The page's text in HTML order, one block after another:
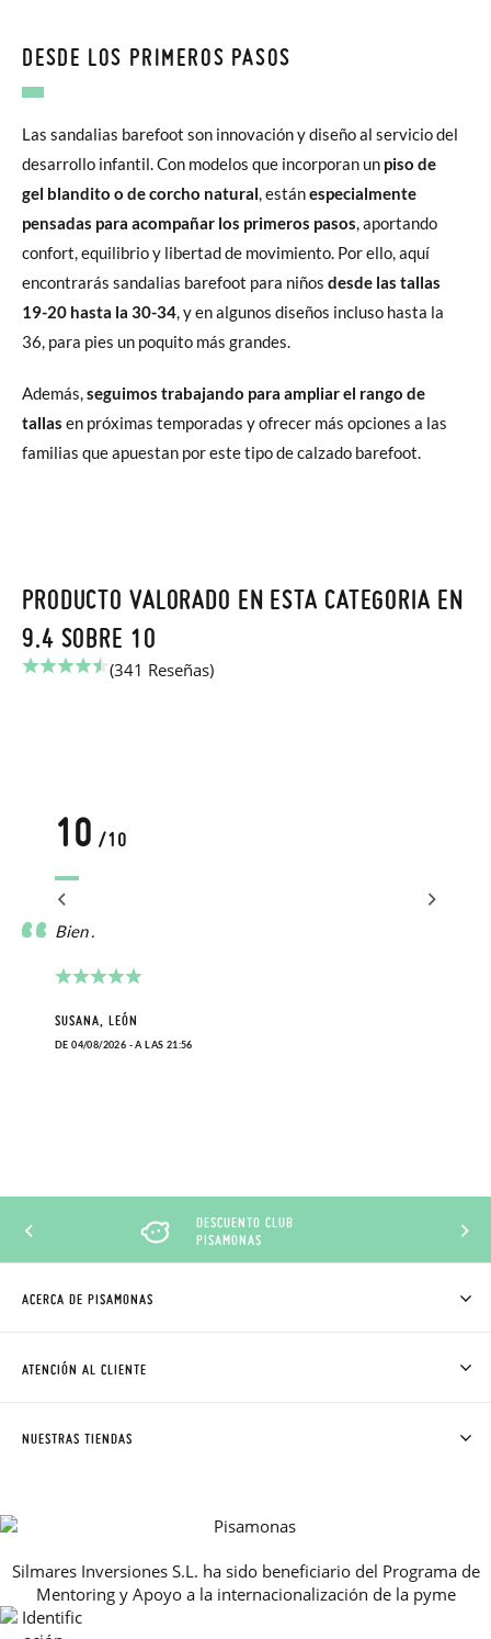
DESDE LOS PRIMEROS PASOS
Las sandalias barefoot son innovación y diseño al servicio del
desarrollo infantil. Con modelos que incorporan un piso de
gel blandito o de corcho natural, estánespecialmente
pensadas para acompañar los primeros pasos, aportando
confort, equilibrio y libertad de movimiento. Por ello, aquí
encontrarás sandalias barefoot para niños desde las tallas
19-20 hasta la 30-34, y en algunos diseños incluso hasta la
36, para pies un poquito más grandes.
Además,seguimos trabajando para ampliar el rango de
tallas en próximas temporadas y ofrecer más opciones a las
familias que apuestan por este tipo de calzado barefoot.
PRODUCTO VALORADO EN ESTA CATEGORIA EN
9.4 SOBRE 10
(341 Reseñas)
10 /10
Bien .
SUSANA, LEÓN
DE 04/08/2026 - A LAS 21:56
DESCUENTO CLUB
PISAMONAS
ACERCA DE PISAMONAS
CÓMO COMPRAR
AVISO LEGAL, PRIVACIDAD Y COOKIES
GUIA DE TALLAS
REBAJAS
ATENCIÓN AL CLIENTE
NUESTRAS TIENDAS
Silmares Inversiones S.L. ha sido beneficiario del Programa de
Mentoring y Apoyo a la internacionalización de la pyme